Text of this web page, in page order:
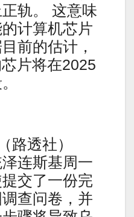
轨。 这意味
计算机芯片
前的估计，
片将在2025
路透社）
连斯基周一
交了一份完
查问卷，并